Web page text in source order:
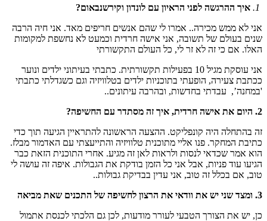
איך ההרגשה לפני הראיון עם לונדון וקירשנבאום?
אני לא ממש מכירה.. אמרו לי שהם אנשים חריפים מאד. אני חיה הרבה
שנים בעולם של תשובה, אני אישה חרדית וכמעט לא נחשפת למקומות
האלו. אם כי זה לא זר לי, כל העולם התקשורתי
אני עוסקת מגיל 10 בפעילות תקשורתית. כתבתי בעיתוני ילדים ונוער
ככתבת צעירה, הופעתי בתוכניות ילדים בטלוויזיה וגם כשגדלתי כתבתי
'במחנה’, עבדתי בחדשות, ובהרבה עיתונים..
2. היום את אישה חרדית, איך זה מסתדר עם החשיפה?
זה בהתחלה היה קונפליקט. ההצעה הראשונה להתראיין הגיעה תוך כדי
כתיבת המחקר. פנו אליי מתוכנית טלוויזיה והתייעצתי עם האדמור מבלז.
הוא אמר שכדאי לנסות ולראות לאן זה מגיע. אחרי התוכנית הזאת כבר
הגיעו עוד פניות, אבל אני כל הזמן בודקת את הגבולות. איפה זה עושה לי
טוב, אם בכלל זה טוב, אני עדין בבדיקת גבולות..
3. ומצד שני יש את וודאי את הרצון לחשיפה של התכנים שאת מביאה
כן, יש את הצורך הטבעי לעורר מודעות, לכן גם הלכתי לכנסת אתמול